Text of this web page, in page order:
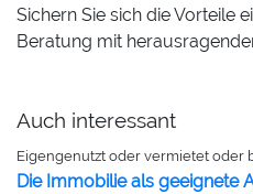
Sichern Sie sich die Vorteile
Beratung mit
Auch interessant
Eigengenutzt oder vermietet oder
Die Immobilie als geeignete